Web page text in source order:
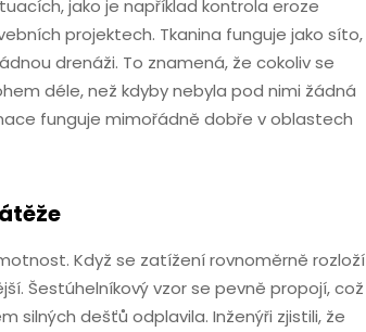
jako je například kontrola eroze
projektech. Tkanina funguje jako síto,
drenáži. To znamená, že cokoliv se
déle, než kdyby nebyla pod nimi žádná
funguje mimořádně dobře v oblastech
Když se zatížení rovnoměrně rozloží
Šestúhelníkový vzor se pevně propojí, což
silných dešťů odplavila. Inženýři zjistili, že